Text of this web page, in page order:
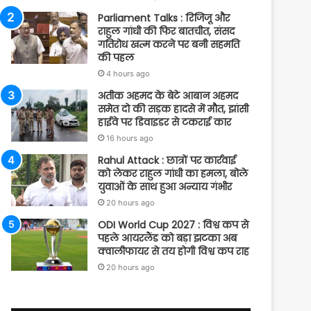
Parliament Talks : रिजिजू और
राहुल गांधी की फिर बातचीत, संसद
गतिरोध खत्म करने पर बनी सहमति
की पहल
4 hours ago
अतीक अहमद के बेटे आबान अहमद
समेत दो की सड़क हादसे में मौत, झांसी
हाईवे पर डिवाइडर से टकराई कार
16 hours ago
Rahul Attack : छात्रों पर कार्रवाई
को लेकर राहुल गांधी का हमला, बोले
युवाओं के साथ हुआ अन्याय गंभीर
20 hours ago
ODI World Cup 2027 : विश्व कप से
पहले आयरलैंड को बड़ा झटका अब
क्वालीफायर से तय होगी विश्व कप राह
20 hours ago